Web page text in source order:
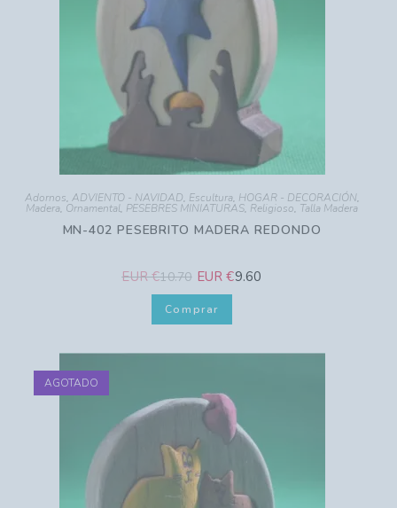
Adornos, ADVIENTO - NAVIDAD, Escultura, HOGAR - DECORACIÓN,
Madera, Ornamental, PESEBRES MINIATURAS, Religioso, Talla Madera
MN-402 PESEBRITO MADERA REDONDO
EUR €10.70 EUR €9.60
Comprar
AGOTADO